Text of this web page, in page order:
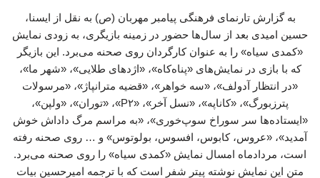
به گزارش تارنمای فرهنگی پیامبر مهربان (ص) به نقل از ایسنا،
حسین امیدی بعد از سال‌ها حضور در زمینه بازیگری، به زودی نمایش
«کمدی سیاه» را به عنوان کارگردان روی صحنه می‌برد. این بازیگر
که با بازی در نمایش‌های «پناه‌کاه»، «اژدهای طلایی»، «شهر ما»،
«در انتظار آدولف»، «سه خواهر»، «قضیه مترانپاژ»، «مرسولات
پترزبورگ»، «کاناپه»، «نسل آخر»، «P۲»، «توران»، «ولپن»،
«ایستاده‌ها سر سوراخ سوپ‌خوری»، «به مراسم مرگ داداش خوش
آمدید»، «عروس، کابوس، افسوس، بولوتوس» و … روی صحنه رفته
است، مردادماه امسال نمایش «کمدی سیاه» را روی صحنه می‌برد.
متن این نمایش نوشته پیتر شفر است که با ترجمه امیرحسین بیات